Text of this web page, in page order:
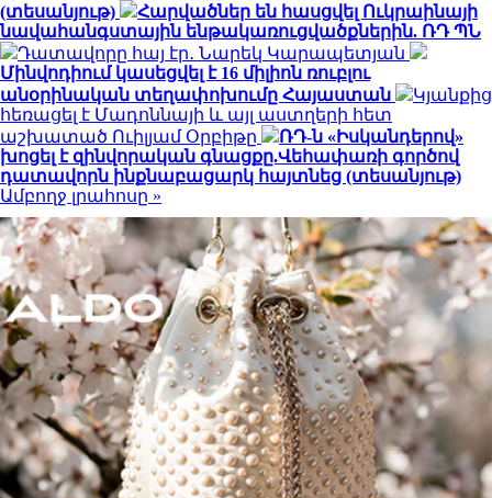
(տեսանյութ)
Հարվածներ են հասցվել Ուկրաինայի
նավահանգստային ենթակառուցվածքներին. ՌԴ ՊՆ
Դատավորը հայ էր․ Նարեկ Կարապետյան
Մինվոդիում կասեցվել է 16 միլիոն ռուբլու
անօրինական տեղափոխումը Հայաստան
Կյանքից
հեռացել է Մադոննայի և այլ աստղերի հետ
աշխատած Ուիլյամ Օրբիթը
ՌԴ-ն «Իսկանդերով»
խոցել է զինվորական գնացքը.Վեհափառի գործով
դատավորն ինքնաբացարկ հայտնեց (տեսանյութ)
Ամբողջ լրահոսը »